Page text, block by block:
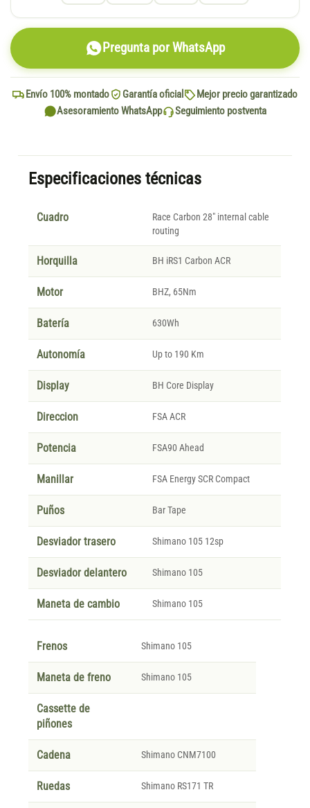
Pregunta por WhatsApp
Envío 100% montado Garantía oficial
Mejor precio garantizado
Asesoramiento WhatsApp
Seguimiento postventa
Especificaciones técnicas
Cuadro
Race Carbon 28" internal cable
routing
Horquilla BH iRS1 Carbon ACR
Motor BHZ, 65Nm
Batería 630Wh
Autonomía Up to 190 Km
Display BH Core Display
Direccion FSA ACR
Potencia FSA90 Ahead
Manillar FSA Energy SCR Compact
Puños Bar Tape
Desviador trasero Shimano 105 12sp
Desviador delantero Shimano 105
Maneta de cambio Shimano 105
Frenos Shimano 105
Maneta de freno Shimano 105
Cassette de
piñones
Cadena Shimano CNM7100
Ruedas Shimano RS171 TR